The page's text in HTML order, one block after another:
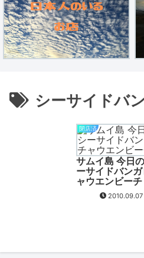
シーサイドバ
閉店済
サムイ島 今日
ーサイドバン
ャウエンビーチ
2010.09.07